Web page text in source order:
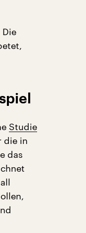
Die
Studie
die in
das